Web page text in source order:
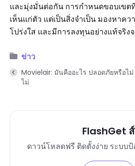
และมุ่งมั่นต่อกัน การกำหนดขอบเขต
เห็นแก่ตัว แต่เป็นสิ่งจำเป็น มองหาค
โปร่งใส และมีการลงทุนอย่างแท้จริง
ข่าว
Movielair: มันคืออะไร ปลอดภัยหรือ
ไม่
FlashGet ส์
ดาวน์โหลดฟรี ติดตั้งง่าย ระบบ